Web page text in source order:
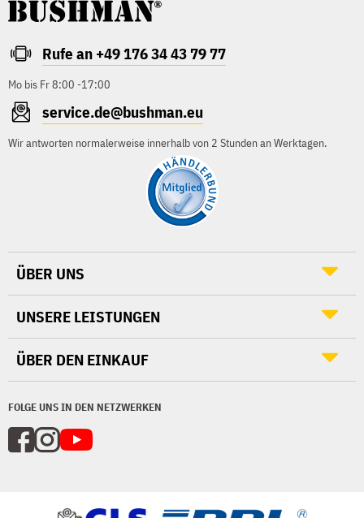
Rufe an +49 176 34 43 79 77
Mo bis Fr 8:00 -17:00
service.de@bushman.eu
Wir antworten normalerweise innerhalb von 2 Stunden an Werktagen.
FOLGE UNS IN DEN NETZWERKEN
ÜBER UNS
UNSERE LEISTUNGEN
ÜBER DEN EINKAUF